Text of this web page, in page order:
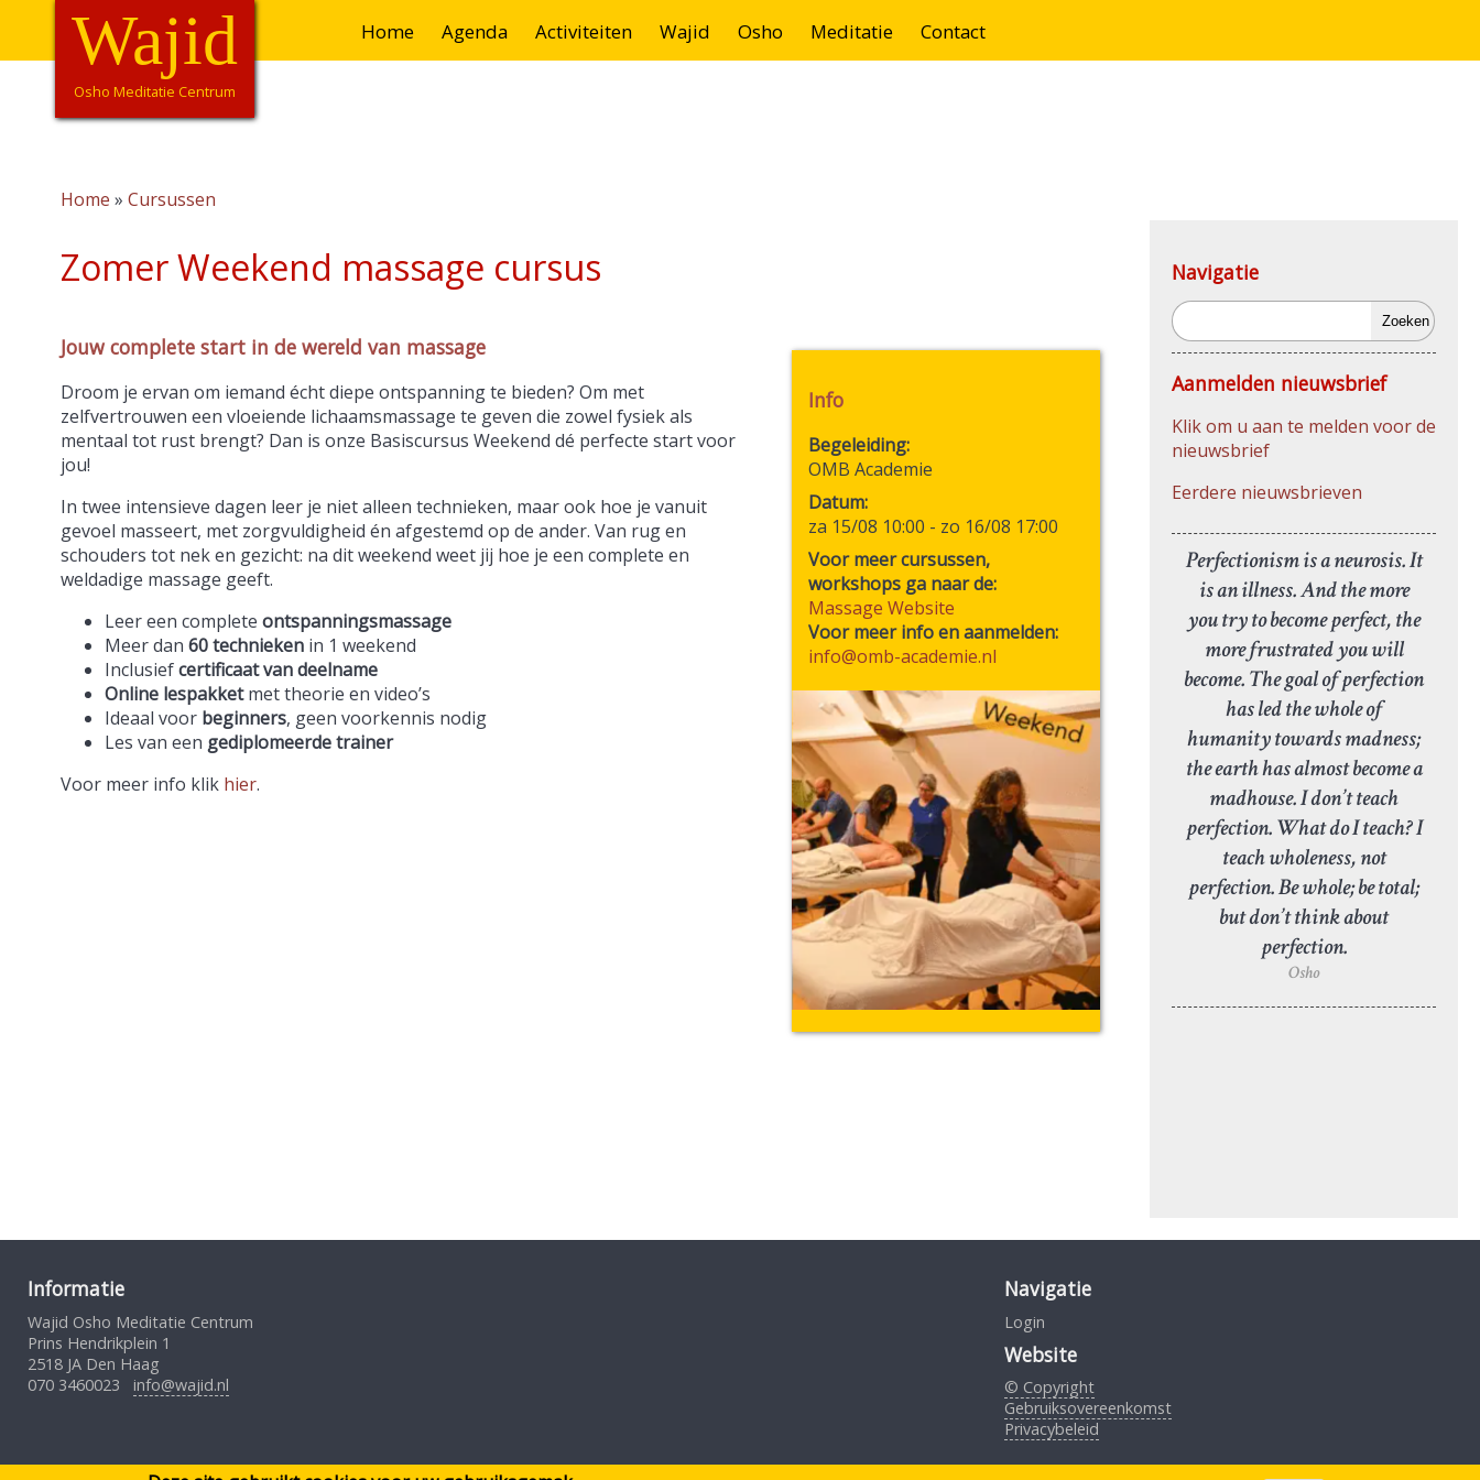
Overslaan
naar
Hoofdnavigatie
Home Agenda Activiteiten Wajid Osho Meditatie Contact
Wajid
Osho Meditatie Centrum
Home Cursussen
Zomer Weekend massage cursus
Info
Begeleiding
OMB Academie
Datum
za 15/08 10:00 - zo 16/08 17:00
Voor meer cursussen,
workshops ga naar de:
Massage Website
Voor meer info en aanmelden:
info@omb-academie.nl
Jouw complete start in de wereld van massage
Droom je ervan om iemand écht diepe ontspanning te bieden? Om met
zelfvertrouwen een vloeiende lichaamsmassage te geven die zowel fysiek als
mentaal tot rust brengt? Dan is onze Basiscursus Weekend dé perfecte start voor
jou!
In twee intensieve dagen leer je niet alleen technieken, maar ook hoe je vanuit
gevoel masseert, met zorgvuldigheid én afgestemd op de ander. Van rug en
schouders tot nek en gezicht: na dit weekend weet jij hoe je een complete en
weldadige massage geeft.
Leer een complete ontspanningsmassage
Meer dan 60 technieken in 1 weekend
Inclusiefcertificaat van deelname
Online lespakketmet theorie en video’s
Ideaal voor beginners, geen voorkennis nodig
Les van een gediplomeerde trainer
Voor meer info klik hier.
Navigatie
Zoeken
Aanmelden nieuwsbrief
Klik om u aan te melden voor de
nieuwsbrief
Eerdere nieuwsbrieven
Perfectionism is a neurosis. It
is an illness. And the more
you try to become perfect, the
more frustrated you will
become. The goal of perfection
has led the whole of
humanity towards madness;
the earth has almost become a
madhouse. I don’t teach
perfection. What do I teach? I
teach wholeness, not
perfection. Be whole; be total;
but don’t think about
perfection.
Osho
Informatie
Wajid Osho Meditatie Centrum
Prins Hendrikplein 1
2518 JA Den Haag
070 3460023 info@wajid.nl
Navigatie
Login
Website
© Copyright
Gebruiksovereenkomst
Privacybeleid